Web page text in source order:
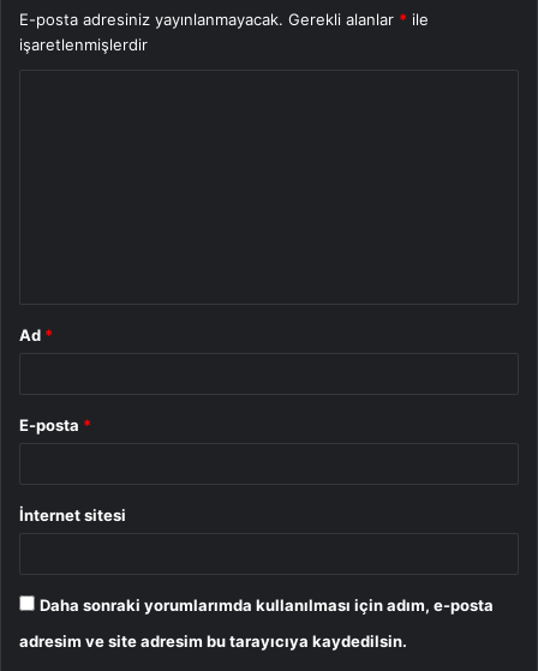
E-posta adresiniz yayınlanmayacak. Gerekli alanlar * ile
işaretlenmişlerdir
Ad *
E-posta *
İnternet sitesi
Daha sonraki yorumlarımda kullanılması için adım, e-posta
adresim ve site adresim bu tarayıcıya kaydedilsin.